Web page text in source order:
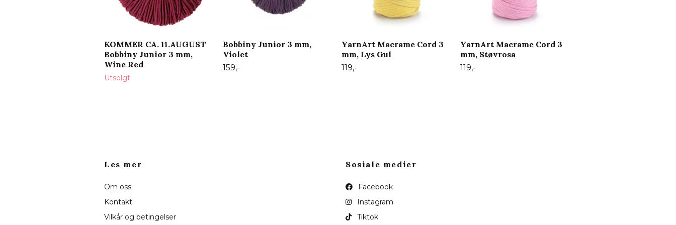
KOMMER CA. 11.AUGUST
Bobbiny Junior 3 mm,
Wine Red
Utsolgt
Bobbiny Junior 3 mm,
Violet
159,-
YarnArt Macrame Cord 3
mm, Lys Gul
119,-
YarnArt Macrame Cord 3
mm, Støvrosa
119,-
Les mer
Om oss
Kontakt
Vilkår og betingelser
Sosiale medier
Facebook
Instagram
Tiktok